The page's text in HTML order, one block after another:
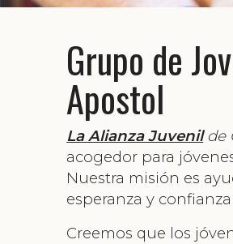
Grupo de
Apostol
La Alianza Juvenil de
acogedor para
Nuestra misión es
esperanza y
Creemos que los